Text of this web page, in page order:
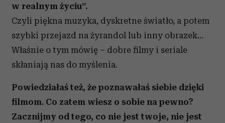
w realnym życiu”.
Czyli piękna muzyka, dyskretne światło, a potem
szybki przejazd na żyrandol lub inny obrazek…
Właśnie o tym mówię – dobre filmy i seriale
skłaniają nas do myślenia.
Powiedziałaś też, że poznawałaś siebie dzięki
filmom. Co zatem wiesz o sobie na pewno?
Zacznijmy od tego, co nie jest twoje, nie jest